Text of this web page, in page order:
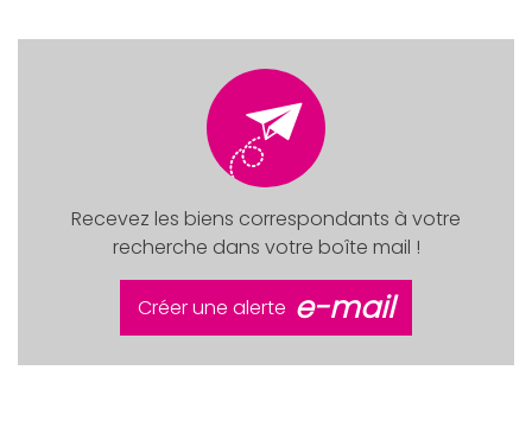
Recevez les biens correspondants à votre
recherche dans votre boîte mail !
Créer une alerte e-mail